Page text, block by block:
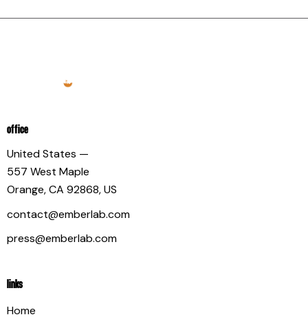
OFFICE
United States —
557 West Maple
Orange, CA 92868, US
contact@emberlab.com
press@emberlab.com
LINKS
Home